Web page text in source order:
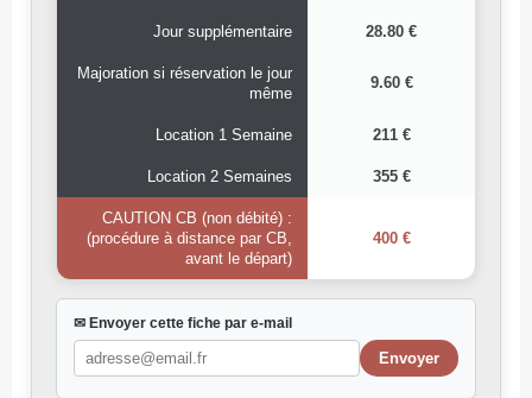
Jour supplémentaire 28.80 €
Majoration si réservation le jour
même
9.60 €
Location 1 Semaine 211 €
Location 2 Semaines 355 €
CAUTION CB (non débité) :
(procédure à distance par CB,
avant le départ)
400 €
✉ Envoyer cette fiche par e-mail